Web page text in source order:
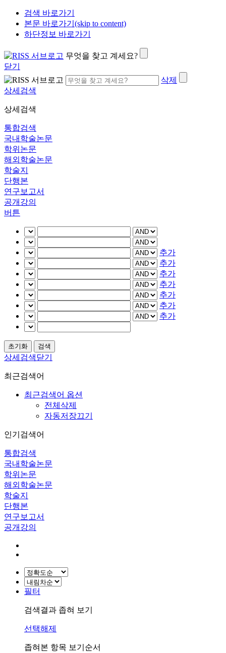
검색 바로가기
본문 바로가기(skip to content)
하단정보 바로가기
무엇을 찾고 계세요?
닫기
삭제
상세검색
상세검색
통합검색
국내학술논문
학위논문
해외학술논문
학술지
단행본
연구보고서
공개강의
버튼
추가
추가
추가
추가
추가
추가
추가
상세검색닫기
최근검색어
최근검색어 옵션
전체삭제
자동저장끄기
인기검색어
통합검색
국내학술논문
학위논문
해외학술논문
학술지
단행본
연구보고서
공개강의
필터
검색결과 좁혀 보기
선택해제
좁혀본 항목 보기순서